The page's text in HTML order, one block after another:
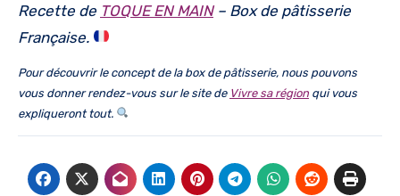
Recette de TOQUE EN MAIN– Box de pâtisserie
Française.
Pour découvrir le concept de la box de pâtisserie, nous pouvons
vous donner rendez-vous sur le site de Vivre sa région qui vous
expliqueront tout.